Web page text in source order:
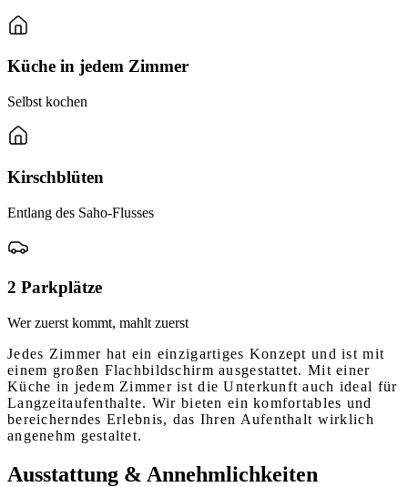
Küche in jedem Zimmer
Selbst kochen
Kirschblüten
Entlang des Saho-Flusses
2 Parkplätze
Wer zuerst kommt, mahlt zuerst
Jedes Zimmer hat ein einzigartiges Konzept und ist mit
einem großen Flachbildschirm ausgestattet. Mit einer
Küche in jedem Zimmer ist die Unterkunft auch ideal für
Langzeitaufenthalte. Wir bieten ein komfortables und
bereicherndes Erlebnis, das Ihren Aufenthalt wirklich
angenehm gestaltet.
Ausstattung & Annehmlichkeiten